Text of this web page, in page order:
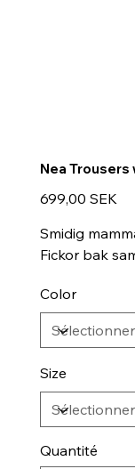
Nea Trousers
Prix
699,00 SEK
Smidig
Fickor bak
Color
Size
Quantité